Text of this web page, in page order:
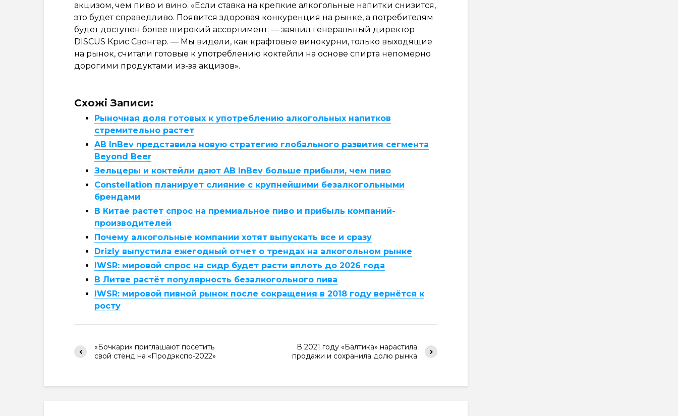
акцизом, чем пиво и вино. «Если ставка на крепкие алкогольные напитки снизится,
это будет справедливо. Появится здоровая конкуренция на рынке, а потребителям
будет доступен более широкий ассортимент. — заявил генеральный директор
DISCUS Крис Свонгер. — Мы видели, как крафтовые винокурни, только выходящие
на рынок, считали готовые к употреблению коктейли на основе спирта непомерно
дорогими продуктами из-за акцизов».
Схожі Записи:
Рыночная доля готовых к употреблению алкогольных напитков
стремительно растет
AB InBev представила новую стратегию глобального развития сегмента
Beyond Beer
Зельцеры и коктейли дают AB InBev больше прибыли, чем пиво
Constellation планирует слияние с крупнейшими безалкогольными
брендами
В Китае растет спрос на премиальное пиво и прибыль компаний-
производителей
Почему алкогольные компании хотят выпускать все и сразу
Drizly выпустила ежегодный отчет о трендах на алкогольном рынке
IWSR: мировой спрос на сидр будет расти вплоть до 2026 года
В Литве растёт популярность безалкогольного пива
IWSR: мировой пивной рынок после сокращения в 2018 году вернётся к
росту
«Бочкари» приглашают посетить
свой стенд на «Продэкспо-2022»
В 2021 году «Балтика» нарастила
продажи и сохранила долю рынка